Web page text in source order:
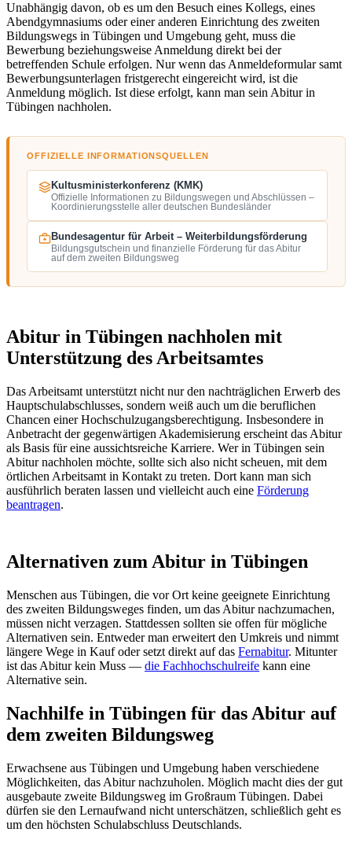
Unabhängig davon, ob es um den Besuch eines Kollegs, eines
Abendgymnasiums oder einer anderen Einrichtung des zweiten
Bildungswegs in Tübingen und Umgebung geht, muss die
Bewerbung beziehungsweise Anmeldung direkt bei der
betreffenden Schule erfolgen. Nur wenn das Anmeldeformular samt
Bewerbungsunterlagen fristgerecht eingereicht wird, ist die
Anmeldung möglich. Ist diese erfolgt, kann man sein Abitur in
Tübingen nachholen.
OFFIZIELLE INFORMATIONSQUELLEN
Kultusministerkonferenz (KMK)
Offizielle Informationen zu Bildungswegen und Abschlüssen –
Koordinierungsstelle aller deutschen Bundesländer
Bundesagentur für Arbeit – Weiterbildungsförderung
Bildungsgutschein und finanzielle Förderung für das Abitur
auf dem zweiten Bildungsweg
Abitur in Tübingen nachholen mit
Unterstützung des Arbeitsamtes
Das Arbeitsamt unterstützt nicht nur den nachträglichen Erwerb des
Hauptschulabschlusses, sondern weiß auch um die beruflichen
Chancen einer Hochschulzugangsberechtigung. Insbesondere in
Anbetracht der gegenwärtigen Akademisierung erscheint das Abitur
als Basis für eine aussichtsreiche Karriere. Wer in Tübingen sein
Abitur nachholen möchte, sollte sich also nicht scheuen, mit dem
örtlichen Arbeitsamt in Kontakt zu treten. Dort kann man sich
ausführlich beraten lassen und vielleicht auch eine Förderung
beantragen.
Alternativen zum Abitur in Tübingen
Menschen aus Tübingen, die vor Ort keine geeignete Einrichtung
des zweiten Bildungsweges finden, um das Abitur nachzumachen,
müssen nicht verzagen. Stattdessen sollten sie offen für mögliche
Alternativen sein. Entweder man erweitert den Umkreis und nimmt
längere Wege in Kauf oder setzt direkt auf das Fernabitur. Mitunter
ist das Abitur kein Muss — die Fachhochschulreife kann eine
Alternative sein.
Nachhilfe in Tübingen für das Abitur auf
dem zweiten Bildungsweg
Erwachsene aus Tübingen und Umgebung haben verschiedene
Möglichkeiten, das Abitur nachzuholen. Möglich macht dies der gut
ausgebaute zweite Bildungsweg im Großraum Tübingen. Dabei
dürfen sie den Lernaufwand nicht unterschätzen, schließlich geht es
um den höchsten Schulabschluss Deutschlands.